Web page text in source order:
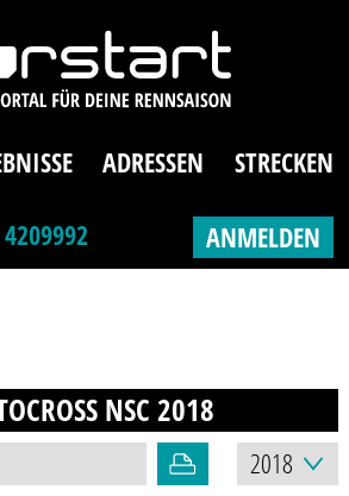
ADRESSEN
STRECKEN
ANMELDEN
NSC 2018